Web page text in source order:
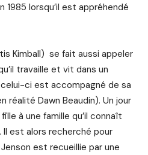
1985 lorsqu’il est appréhendé
Kimball) se fait aussi appeler
travaille et vit dans un
ci est accompagné de sa
réalité Dawn Beaudin). Un jour
à une famille qu’il connaît
Il est alors recherché pour
est recueillie par une